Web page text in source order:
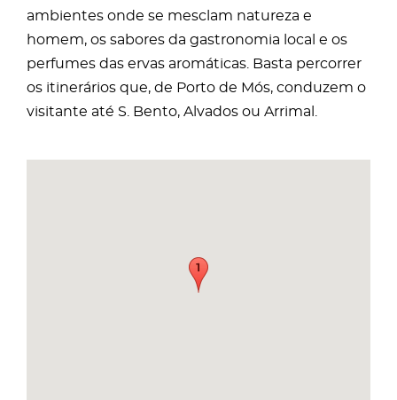
ambientes onde se mesclam natureza e
homem, os sabores da gastronomia local e os
perfumes das ervas aromáticas. Basta percorrer
os itinerários que, de Porto de Mós, conduzem o
visitante até S. Bento, Alvados ou Arrimal.